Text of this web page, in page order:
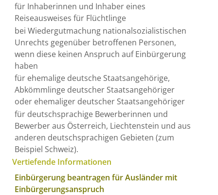
für Inhaberinnen und Inhaber eines
Reiseausweises für Flüchtlinge
bei Wiedergutmachung nationalsozialistischen
Unrechts gegenüber betroffenen Personen,
wenn diese keinen Anspruch auf Einbürgerung
haben
für ehemalige deutsche Staatsangehörige,
Abkömmlinge deutscher Staatsangehöriger
oder ehemaliger deutscher Staatsangehöriger
für deutschsprachige Bewerberinnen und
Bewerber aus Österreich, Liechtenstein und aus
anderen deutschsprachigen Gebieten (zum
Beispiel Schweiz).
Vertiefende Informationen
Einbürgerung beantragen für Ausländer mit
Einbürgerungsanspruch